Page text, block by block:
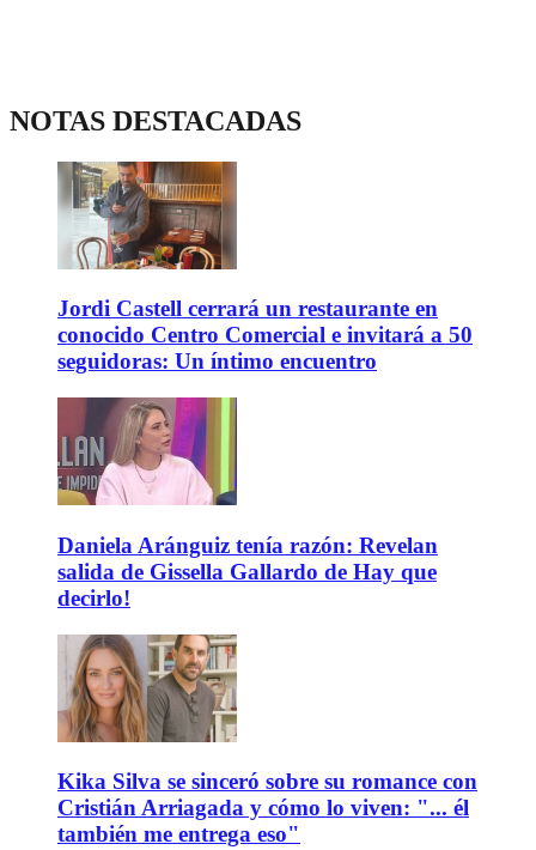
NOTAS DESTACADAS
Jordi Castell cerrará un restaurante en
conocido Centro Comercial e invitará a 50
seguidoras: Un íntimo encuentro
Daniela Aránguiz tenía razón: Revelan
salida de Gissella Gallardo de Hay que
decirlo!
Kika Silva se sinceró sobre su romance con
Cristián Arriagada y cómo lo viven: "... él
también me entrega eso"